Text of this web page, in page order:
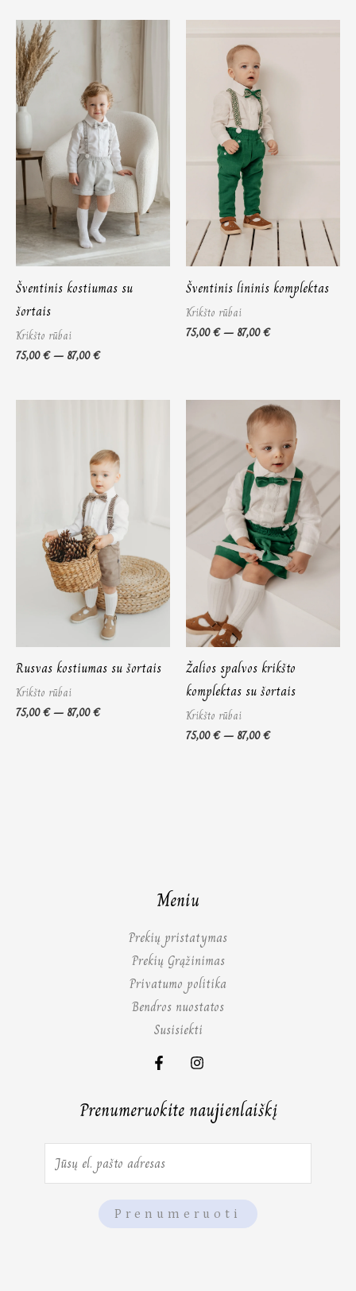
Šventinis kostiumas su
šortais
Krikšto rūbai
75,00€– 87,00€
75,00 €
87,00 €
Šventinis lininis komplektas
Krikšto rūbai
75,00€– 87,00€
Rusvas kostiumas su šortais
Krikšto rūbai
75,00€– 87,00€
through
87,00 €
Žalios spalvos krikšto
komplektas su šortais
Krikšto rūbai
75,00€– 87,00€
Price
range:
75,00 €
through
87,00 €
Meniu
Prekių pristatymas
Prekių Grąžinimas
Privatumo politika
Bendros nuostatos
Susisiekti
Prenumeruokite naujienlaiškį
Prenumeruoti